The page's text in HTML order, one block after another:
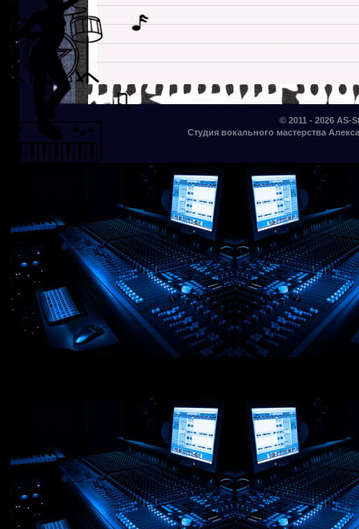
© 2011 - 2026 AS-
Студия вокального мастерства